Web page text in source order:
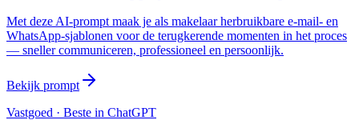
Met deze AI-prompt maak je als makelaar herbruikbare e-mail- en
WhatsApp-sjablonen voor de terugkerende momenten in het proces
— sneller communiceren, professioneel en persoonlijk.
Bekijk prompt
Vastgoed · Beste in ChatGPT